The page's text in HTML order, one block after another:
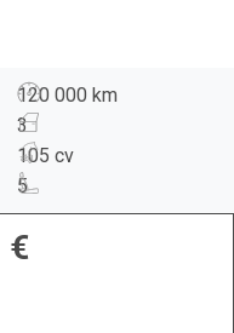
120 000 km
3
105 cv
5
€